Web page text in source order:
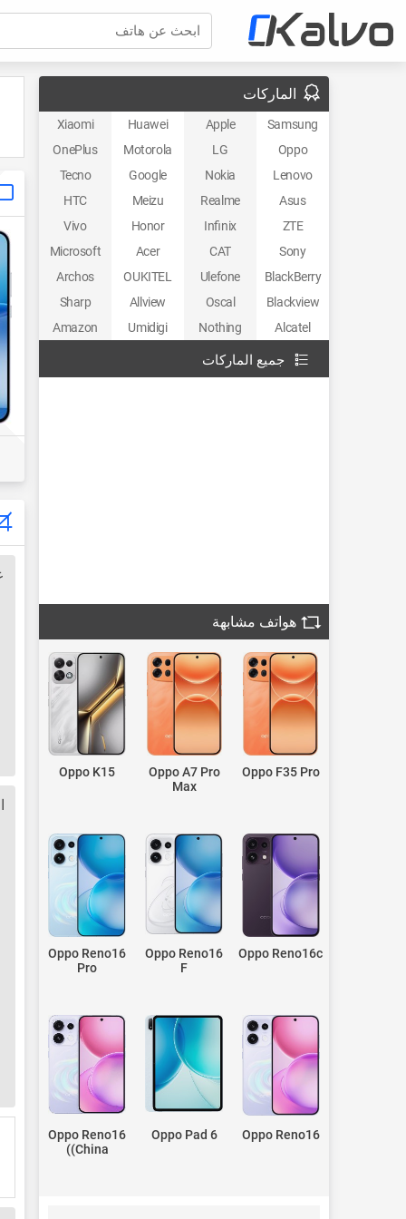
ابحث عن هاتف
الماركات
Samsung
Apple
Huawei
Xiaomi
Oppo
LG
Motorola
OnePlus
Lenovo
Nokia
Google
Tecno
Asus
Realme
Meizu
HTC
ZTE
Infinix
Honor
Vivo
Sony
CAT
Acer
Microsoft
BlackBerry
Ulefone
OUKITEL
Archos
Blackview
Oscal
Allview
Sharp
Alcatel
Nothing
Umidigi
Amazon
جميع الماركات
هواتف مشابهة
Oppo F35 Pro
Oppo A7 Pro
Max
Oppo K15
Oppo Reno16c
Oppo Reno16
F
Oppo Reno16
Pro
Oppo Reno16
Oppo Pad 6
Oppo Reno16
(China)